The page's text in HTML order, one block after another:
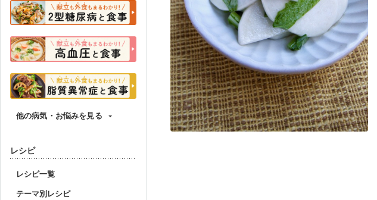
他の病気・お悩みを見る
レシピ
レシピ一覧
テーマ別レシピ